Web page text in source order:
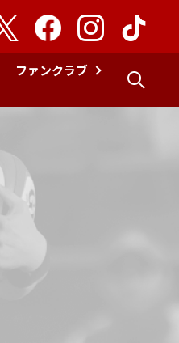
ファンクラブ